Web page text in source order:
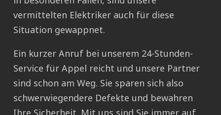
vermittelten Elektriker auch für diese
Situation gewappnet.
Ein kurzer Anruf bei unserem 24-Stunden-
Service für Appel reicht und unsere Partner
sind schon am Weg. Sie sparen sich also
schwerwiegendere Defekte und bewahren
Ihre Sicherheit. Mit uns sind Sie immer auf